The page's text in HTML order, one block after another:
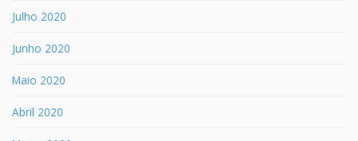
Julho 2020
Junho 2020
Maio 2020
Abril 2020